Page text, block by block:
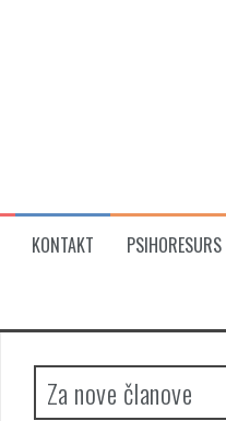
KONTAKT PSIHORESURS
Za nove članove